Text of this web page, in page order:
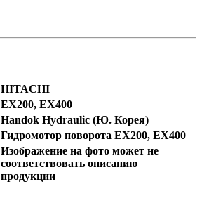
HITACHI
EX200, EX400
Handok Hydraulic (Ю. Корея)
Гидромотор поворота EX200, EX400
Изображение на фото может не
соответствовать описанию
продукции